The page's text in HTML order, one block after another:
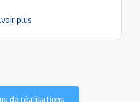
plus
de réalisations